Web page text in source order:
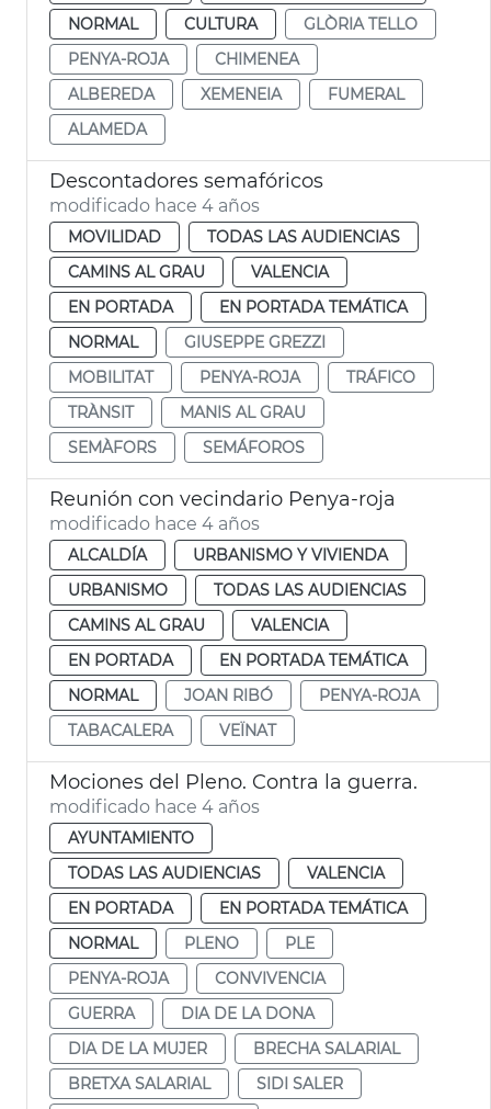
NORMAL
CULTURA
GLÒRIA TELLO
PENYA-ROJA
CHIMENEA
ALBEREDA
XEMENEIA
FUMERAL
ALAMEDA
Descontadores semafóricos
modificado hace 4 años
MOVILIDAD
TODAS LAS AUDIENCIAS
CAMINS AL GRAU
VALENCIA
EN PORTADA
EN PORTADA TEMÁTICA
NORMAL
GIUSEPPE GREZZI
MOBILITAT
PENYA-ROJA
TRÁFICO
TRÀNSIT
MANIS AL GRAU
SEMÀFORS
SEMÁFOROS
Reunión con vecindario Penya-roja
modificado hace 4 años
ALCALDÍA
URBANISMO Y VIVIENDA
URBANISMO
TODAS LAS AUDIENCIAS
CAMINS AL GRAU
VALENCIA
EN PORTADA
EN PORTADA TEMÁTICA
NORMAL
JOAN RIBÓ
PENYA-ROJA
TABACALERA
VEÏNAT
Mociones del Pleno. Contra la guerra.
modificado hace 4 años
AYUNTAMIENTO
TODAS LAS AUDIENCIAS
VALENCIA
EN PORTADA
EN PORTADA TEMÁTICA
NORMAL
PLENO
PLE
PENYA-ROJA
CONVIVENCIA
GUERRA
DIA DE LA DONA
DIA DE LA MUJER
BRECHA SALARIAL
BRETXA SALARIAL
SIDI SALER